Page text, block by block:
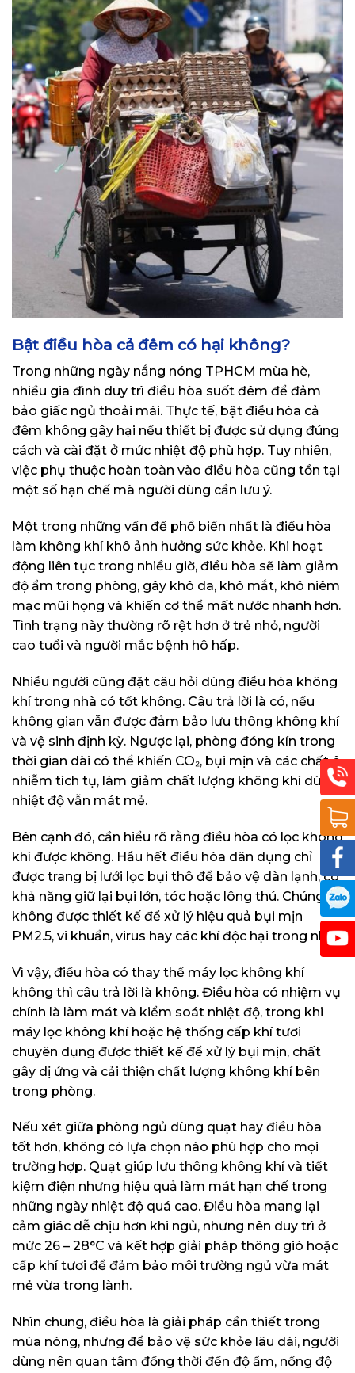
Bật điều hòa cả đêm có hại không?
Trong những ngày nắng nóng TPHCM mùa hè,
nhiều gia đình duy trì điều hòa suốt đêm để đảm
bảo giấc ngủ thoải mái. Thực tế, bật điều hòa cả
đêm không gây hại nếu thiết bị được sử dụng đúng
cách và cài đặt ở mức nhiệt độ phù hợp. Tuy nhiên,
việc phụ thuộc hoàn toàn vào điều hòa cũng tồn tại
một số hạn chế mà người dùng cần lưu ý.
Một trong những vấn đề phổ biến nhất là điều hòa
làm không khí khô ảnh hưởng sức khỏe. Khi hoạt
động liên tục trong nhiều giờ, điều hòa sẽ làm giảm
độ ẩm trong phòng, gây khô da, khô mắt, khô niêm
mạc mũi họng và khiến cơ thể mất nước nhanh hơn.
Tình trạng này thường rõ rệt hơn ở trẻ nhỏ, người
cao tuổi và người mắc bệnh hô hấp.
Nhiều người cũng đặt câu hỏi dùng điều hòa không
khí trong nhà có tốt không. Câu trả lời là có, nếu
không gian vẫn được đảm bảo lưu thông không khí
và vệ sinh định kỳ. Ngược lại, phòng đóng kín trong
thời gian dài có thể khiến CO₂, bụi mịn và các chất ô
nhiễm tích tụ, làm giảm chất lượng không khí dù
nhiệt độ vẫn mát mẻ.
Bên cạnh đó, cần hiểu rõ rằng điều hòa có lọc không
khí được không. Hầu hết điều hòa dân dụng chỉ
được trang bị lưới lọc bụi thô để bảo vệ dàn lạnh, có
khả năng giữ lại bụi lớn, tóc hoặc lông thú. Chúng
không được thiết kế để xử lý hiệu quả bụi mịn
PM2.5, vi khuẩn, virus hay các khí độc hại trong nhà.
Vì vậy, điều hòa có thay thế máy lọc không khí
không thì câu trả lời là không. Điều hòa có nhiệm vụ
chính là làm mát và kiểm soát nhiệt độ, trong khi
máy lọc không khí hoặc hệ thống cấp khí tươi
chuyên dụng được thiết kế để xử lý bụi mịn, chất
gây dị ứng và cải thiện chất lượng không khí bên
trong phòng.
Nếu xét giữa phòng ngủ dùng quạt hay điều hòa
tốt hơn, không có lựa chọn nào phù hợp cho mọi
trường hợp. Quạt giúp lưu thông không khí và tiết
kiệm điện nhưng hiệu quả làm mát hạn chế trong
những ngày nhiệt độ quá cao. Điều hòa mang lại
cảm giác dễ chịu hơn khi ngủ, nhưng nên duy trì ở
mức 26 – 28°C và kết hợp giải pháp thông gió hoặc
cấp khí tươi để đảm bảo môi trường ngủ vừa mát
mẻ vừa trong lành.
Nhìn chung, điều hòa là giải pháp cần thiết trong
mùa nóng, nhưng để bảo vệ sức khỏe lâu dài, người
dùng nên quan tâm đồng thời đến độ ẩm, nồng độ